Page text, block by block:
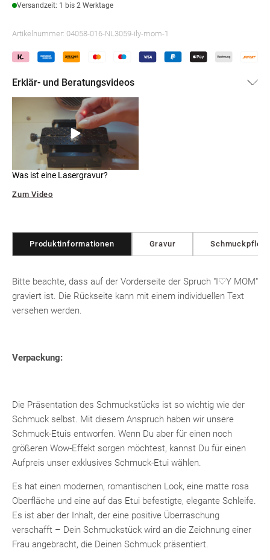
Versandzeit: 1 bis 2 Werktage
Artikelnummer: 04058-016-NL3059-ily-mom-1
Erklär- und Beratungsvideos
Was ist eine Lasergravur?
Zum Video
Produktinformationen Gravur
Bitte beachte, dass auf der Vorderseite der Spruch "I♡Y MOM"
graviert ist. Die Rückseite kann mit einem individuellen Text
versehen werden.
Verpackung:
Die Präsentation des Schmuckstücks ist so wichtig wie der
Schmuck selbst. Mit diesem Anspruch haben wir unsere
Schmuck-Etuis entworfen. Wenn Du aber für einen noch
größeren Wow-Effekt sorgen möchtest, kannst Du für einen
Aufpreis unser exklusives Schmuck-Etui wählen.
Es hat einen modernen, romantischen Look, eine matte rosa
Oberfläche und eine auf das Etui befestigte, elegante Schleife.
Es ist aber der Inhalt, der eine positive Überraschung
verschafft – Dein Schmuckstück wird an die Zeichnung einer
Frau angebracht, die Deinen Schmuck präsentiert.